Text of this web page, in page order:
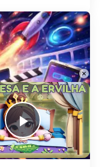
×
Play